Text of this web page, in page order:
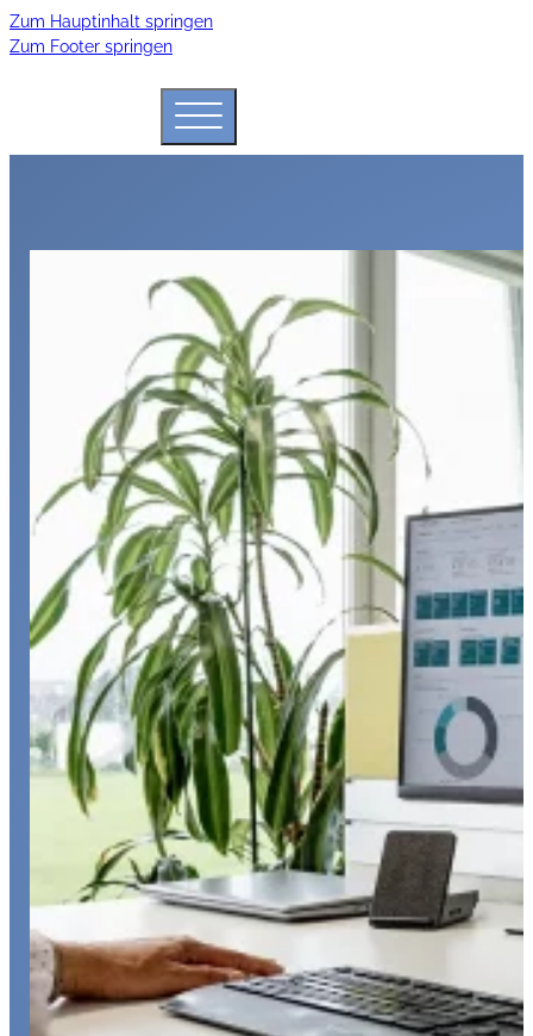
Zum Hauptinhalt springen
Zum Footer springen